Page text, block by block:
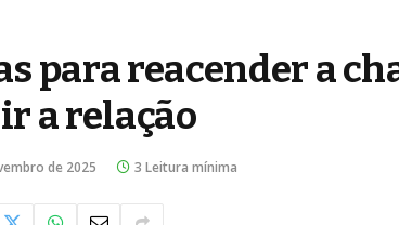
para reacender a
a relação
de 2025 3 Leitura mínima